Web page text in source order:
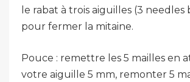
le rabat à trois aiguilles (3 needles
pour fermer la mitaine.
Pouce : remettre les 5 mailles en
votre aiguille 5 mm, remonter 5